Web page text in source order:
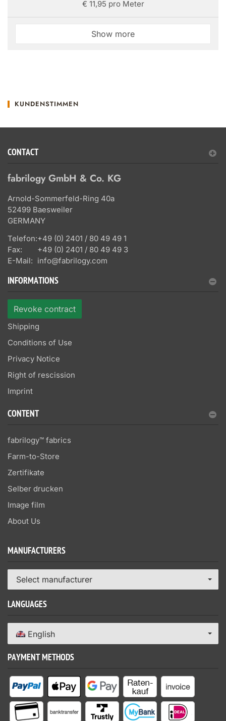
€ 11,95 pro Meter
Show more
KUNDENSTIMMEN
CONTACT
fabrilogy GmbH & Co. KG
Arnold-Sommerfeld-Ring 40a
52499 Baesweiler
GERMANY
Telefon:+49 (0) 2401 / 80 49 49 1
Fax:
+49 (0) 2401 / 80 49 49 3
E-Mail: info@fabrilogy.com
INFORMATIONS
Revoke contract
Shipping
Conditions of Use
Privacy Notice
Right of rescission
Imprint
CONTENT
fabrilogy™ fabrics
Farm-to-Store
Zertifikate
Selber drucken
Image film
About Us
MANUFACTURERS
Select manufacturer
LANGUAGES
English
PAYMENT METHODS